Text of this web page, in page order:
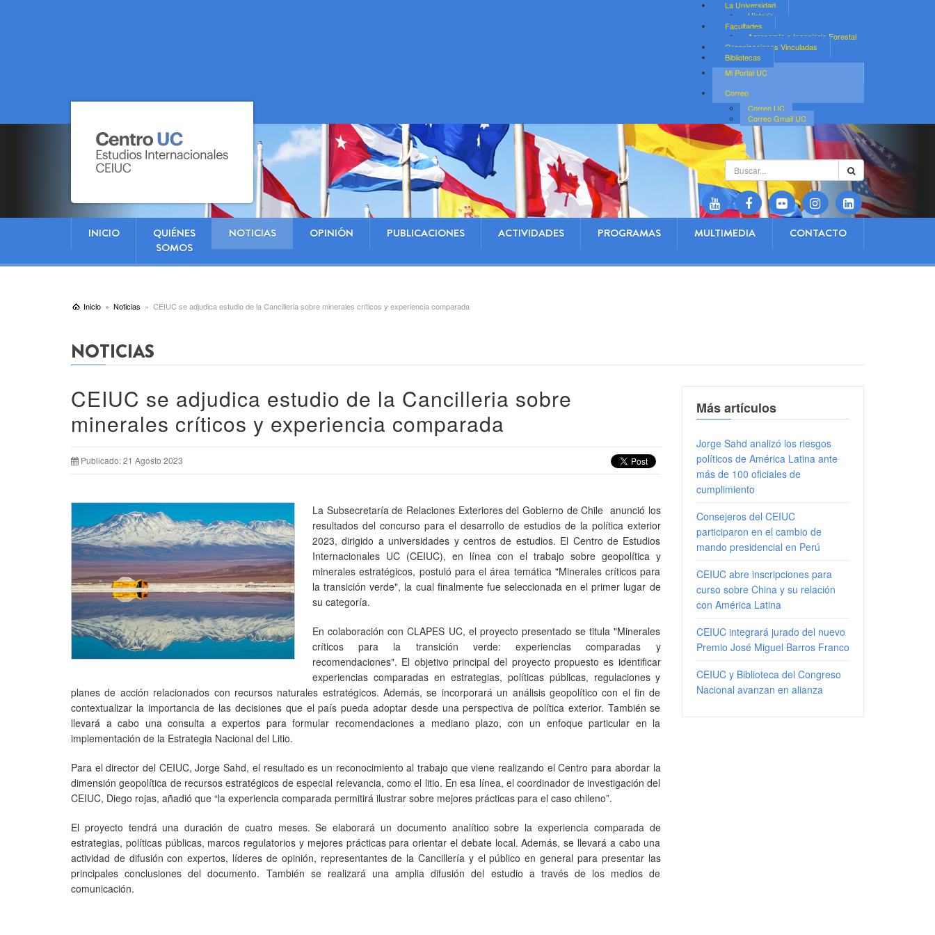
La Universidad
Historia
Facultades
Agronomía e Ingeniería Forestal
Organizaciones Vinculadas
Bibliotecas
Mi Portal UC
Correo
Correo UC
Correo Gmail UC
Buscar...
INICIO
QUIÉNES
SOMOS
NOTICIAS OPINIÓN PUBLICACIONES ACTIVIDADES PROGRAMAS MULTIMEDIA CONTACTO
Inicio Noticias CEIUC se adjudica estudio de la Cancilleria sobre minerales críticos y experiencia comparada
NOTICIAS
CEIUC se adjudica estudio de la Cancilleria sobre
minerales críticos y experiencia comparada
Publicado: 21 Agosto 2023
La Subsecretaría de Relaciones Exteriores del Gobierno de Chile anunció los
resultados del concurso para el desarrollo de estudios de la política exterior
2023, dirigido a universidades y centros de estudios. El Centro de Estudios
Internacionales UC (CEIUC), en línea con el trabajo sobre geopolítica y
minerales estratégicos, postuló para el área temática "Minerales críticos para
la transición verde", la cual finalmente fue seleccionada en el primer lugar de
su categoría.
En colaboración con CLAPES UC, el proyecto presentado se titula "Minerales
críticos para la transición verde: experiencias comparadas y
recomendaciones". El objetivo principal del proyecto propuesto es identificar
experiencias comparadas en estrategias, políticas públicas, regulaciones y
planes de acción relacionados con recursos naturales estratégicos. Además, se incorporará un análisis geopolítico con el fin de
contextualizar la importancia de las decisiones que el país pueda adoptar desde una perspectiva de política exterior. También se
llevará a cabo una consulta a expertos para formular recomendaciones a mediano plazo, con un enfoque particular en la
implementación de la Estrategia Nacional del Litio.
Para el director del CEIUC, Jorge Sahd, el resultado es un reconocimiento al trabajo que viene realizando el Centro para abordar la
dimensión geopolítica de recursos estratégicos de especial relevancia, como el litio. En esa línea, el coordinador de investigación del
CEIUC, Diego rojas, añadió que “la experiencia comparada permitirá ilustrar sobre mejores prácticas para el caso chileno”.
El proyecto tendrá una duración de cuatro meses. Se elaborará un documento analítico sobre la experiencia comparada de
estrategias, políticas públicas, marcos regulatorios y mejores prácticas para orientar el debate local. Además, se llevará a cabo una
actividad de difusión con expertos, líderes de opinión, representantes de la Cancillería y el público en general para presentar las
principales conclusiones del documento. También se realizará una amplia difusión del estudio a través de los medios de
comunicación.
Más artículos
Jorge Sahd analizó los riesgos
políticos de América Latina ante
más de 100 oficiales de
cumplimiento
Consejeros del CEIUC
participaron en el cambio de
mando presidencial en Perú
CEIUC abre inscripciones para
curso sobre China y su relación
con América Latina
CEIUC integrará jurado del nuevo
Premio José Miguel Barros Franco
CEIUC y Biblioteca del Congreso
Nacional avanzan en alianza